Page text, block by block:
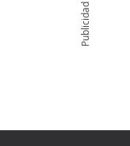
Publicidad